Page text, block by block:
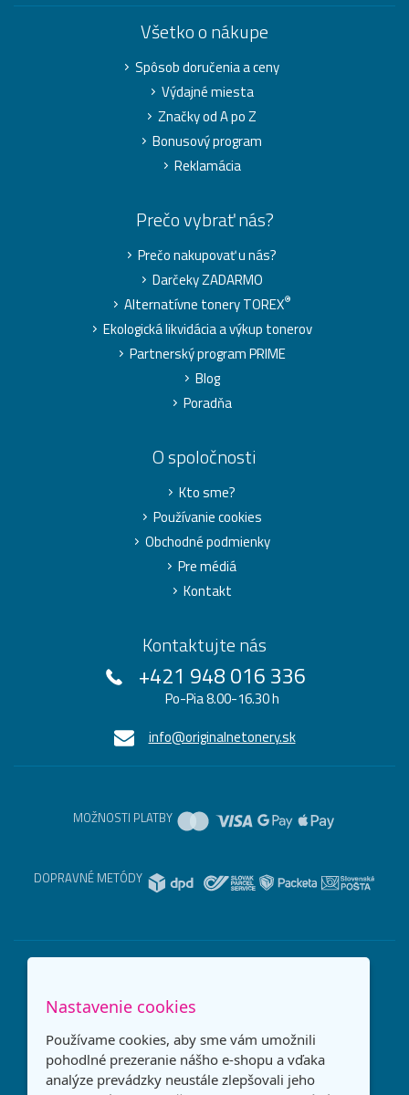
Všetko o nákupe
Spôsob doručenia a ceny
Výdajné miesta
Značky od A po Z
Bonusový program
Reklamácia
Prečo vybrať nás?
Prečo nakupovať u nás?
Darčeky ZADARMO
Alternatívne tonery TOREX®
Ekologická likvidácia a výkup tonerov
Partnerský program PRIME
Blog
Poradňa
O spoločnosti
Kto sme?
Používanie cookies
Obchodné podmienky
Pre médiá
Kontakt
Kontaktujte nás
+421 948 016 336
Po-Pia 8.00-16.30 h
info@originalnetonery.sk
MOŽNOSTI PLATBY
DOPRAVNÉ METÓDY
Nastavenie cookies
Používame cookies, aby sme vám umožnili
pohodlné prezeranie nášho e-shopu a vďaka
analýze prevádzky neustále zlepšovali jeho